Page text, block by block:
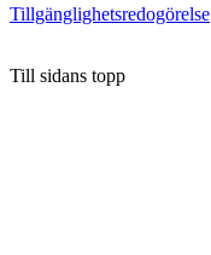
Tillgänglighetsredogörelse
Till sidans topp